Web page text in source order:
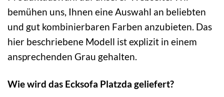
bemühen uns, Ihnen eine Auswahl an beliebten
und gut kombinierbaren Farben anzubieten. Das
hier beschriebene Modell ist explizit in einem
ansprechenden Grau gehalten.
Wie wird das Ecksofa Platzda geliefert?